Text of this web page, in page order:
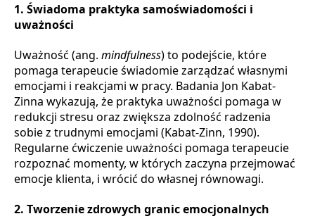
1. Świadoma praktyka samoświadomości i
uważności
Uważność (ang. mindfulness) to podejście, które
pomaga terapeucie świadomie zarządzać własnymi
emocjami i reakcjami w pracy. Badania Jon Kabat-
Zinna wykazują, że praktyka uważności pomaga w
redukcji stresu oraz zwiększa zdolność radzenia
sobie z trudnymi emocjami (Kabat-Zinn, 1990).
Regularne ćwiczenie uważności pomaga terapeucie
rozpoznać momenty, w których zaczyna przejmować
emocje klienta, i wrócić do własnej równowagi.
2. Tworzenie zdrowych granic emocjonalnych